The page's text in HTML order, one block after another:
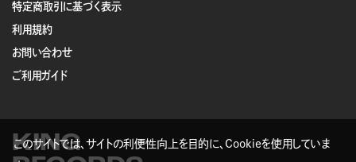
特定商取引に基づく表示
利用規約
お問い合わせ
ご利用ガイド
KING
このサイトでは、サイトの利便性向上を目的に、Cookieを使用していま